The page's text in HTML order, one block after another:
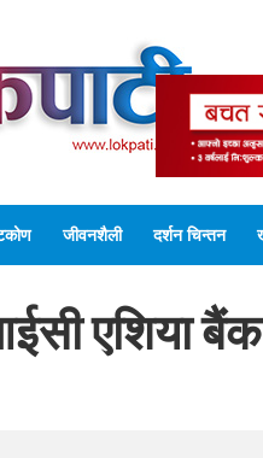
जीवनशैली दर्शन चिन्तन
एशिया